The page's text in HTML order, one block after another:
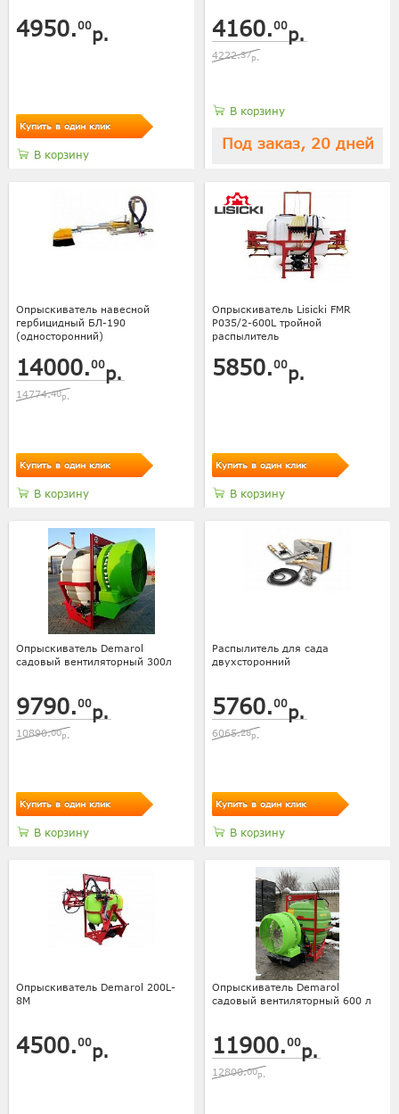
4950.00р.
Купить в один клик
В корзину
4160.00р.
4222.37р.
В корзину
Под заказ, 20 дней
Опрыскиватель навесной
гербицидный БЛ-190
(односторонний)
14000.00р.
14774.40р.
Купить в один клик
В корзину
Опрыскиватель Lisicki FMR
P035/2-600L тройной
распылитель
5850.00р.
Купить в один клик
В корзину
Опрыскиватель Demarol
садовый вентиляторный 300л
9790.00р.
10890.00р.
Купить в один клик
В корзину
Распылитель для сада
двухсторонний
5760.00р.
6065.28р.
Купить в один клик
В корзину
Опрыскиватель Demarol 200L-
8М
4500.00р.
Опрыскиватель Demarol
садовый вентиляторный 600 л
11900.00р.
12800.00р.